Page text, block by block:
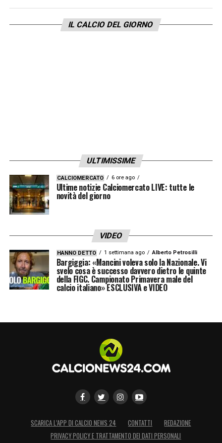
parlo italiano? In realtà lo faccio bene, ho
fatto anche diverse interviste in italiano. L’ho
LA PLAYLIST DELLE NOSTRE TOP NEWS
IL CALCIO DEL GIORNO
ULTIMISSIME
CALCIOMERCATO 6 ore ago
Ultime notizie Calciomercato LIVE: tutte le
novità del giorno
VIDEO
HANNO DETTO 1 settimana ago Alberto Petrosilli
Bargiggia: «Mancini voleva solo la Nazionale. Vi
svelo cosa è successo davvero dietro le quinte
della FIGC. Campionato Primavera male del
calcio italiano» ESCLUSIVA e VIDEO
SCARICA L’APP DI CALCIO NEWS 24 CONTATTI
REDAZIONE
PRIVACY POLICY E TRATTAMENTO DEI DATI PERSONALI